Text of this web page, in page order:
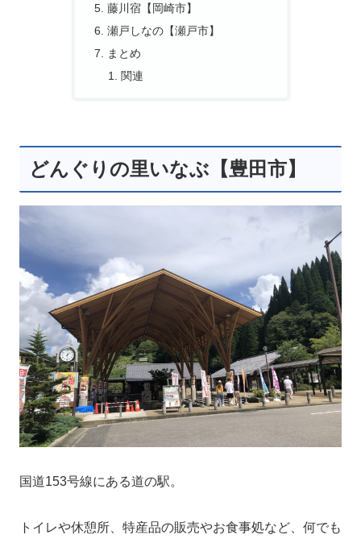
藤川宿【岡崎市】
瀬戸しなの【瀬戸市】
まとめ
関連
どんぐりの里いなぶ【豊田市】
国道153号線にある道の駅。
トイレや休憩所、特産品の販売やお食事処など、何でも